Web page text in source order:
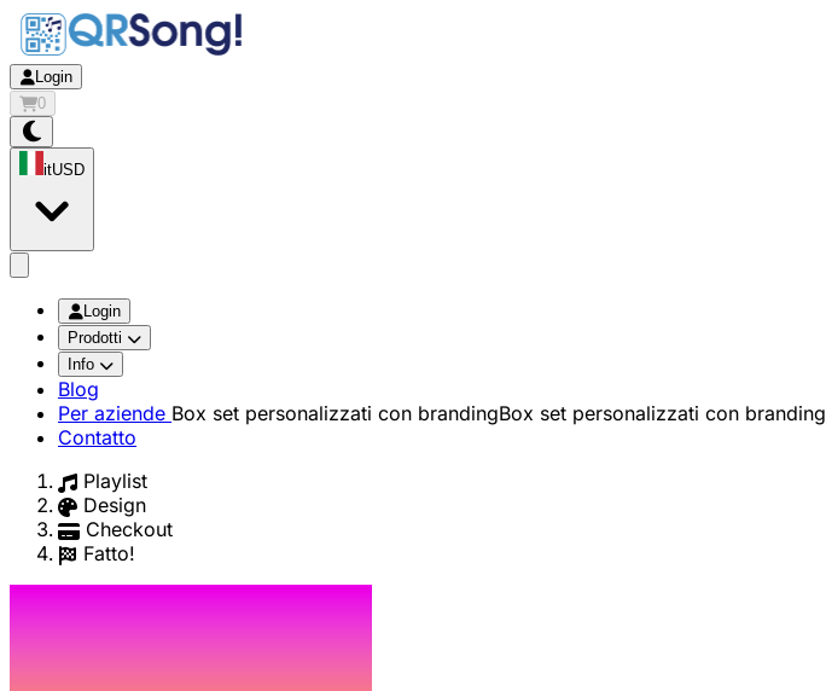
Login
0
itUSD
Login
Prodotti
Info
Blog
Per aziende Box set personalizzati con brandingBox set personalizzati con branding
Contatto
Playlist
Design
Checkout
Fatto!